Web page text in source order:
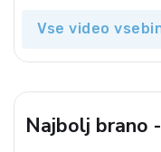
Vse video
Najbolj brano